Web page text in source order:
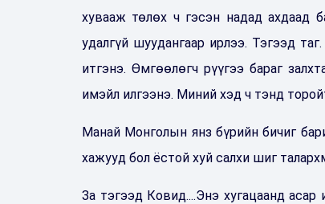
хувааж төлөх ч гэсэн надад ахдаад
удалгүй шуудангаар ирлээ. Тэгээд
итгэнэ. Өмгөөлөгч рүүгээ бараг
имэйл илгээнэ. Миний хэд ч тэнд
Манай Монголын янз бүрийн бичиг
хажууд бол ёстой хуй салхи шиг
За тэгээд Ковид....Энэ хугацаанд асар